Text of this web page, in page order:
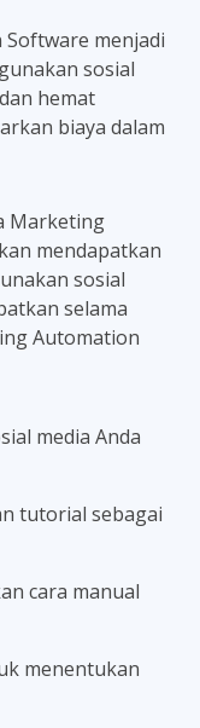
menjadi
sosial
hemat
biaya dalam
Marketing
mendapatkan
sosial
selama
Automation
media Anda
tutorial sebagai
cara manual
menentukan